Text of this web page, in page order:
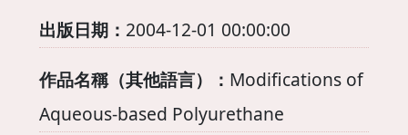
出版日期： 2004-12-01 00:00:00
作品名稱（其他語言）： Modifications of
Aqueous-based Polyurethane